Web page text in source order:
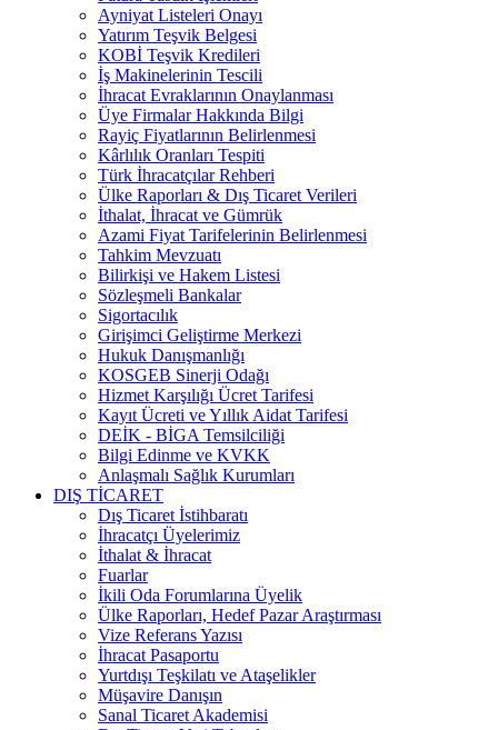
Ayniyat Listeleri Onayı
Yatırım Teşvik Belgesi
KOBİ Teşvik Kredileri
İş Makinelerinin Tescili
İhracat Evraklarının Onaylanması
Üye Firmalar Hakkında Bilgi
Rayiç Fiyatlarının Belirlenmesi
Kârlılık Oranları Tespiti
Türk İhracatçılar Rehberi
Ülke Raporları & Dış Ticaret Verileri
İthalat, İhracat ve Gümrük
Azami Fiyat Tarifelerinin Belirlenmesi
Tahkim Mevzuatı
Bilirkişi ve Hakem Listesi
Sözleşmeli Bankalar
Sigortacılık
Girişimci Geliştirme Merkezi
Hukuk Danışmanlığı
KOSGEB Sinerji Odağı
Hizmet Karşılığı Ücret Tarifesi
Kayıt Ücreti ve Yıllık Aidat Tarifesi
DEİK - BİGA Temsilciliği
Bilgi Edinme ve KVKK
Anlaşmalı Sağlık Kurumları
DIŞ TİCARET
Dış Ticaret İstihbaratı
İhracatçı Üyelerimiz
İthalat & İhracat
Fuarlar
İkili Oda Forumlarına Üyelik
Ülke Raporları, Hedef Pazar Araştırması
Vize Referans Yazısı
İhracat Pasaportu
Yurtdışı Teşkilatı ve Ataşelikler
Müşavire Danışın
Sanal Ticaret Akademisi